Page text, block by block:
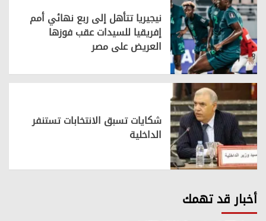
نيجيريا تتأهل إلى ربع نهائي أمم
إفريقيا للسيدات عقب فوزها
العريض على مصر
شكايات تسبق الانتخابات تستنفر
الداخلية
أخبار قد تهمك